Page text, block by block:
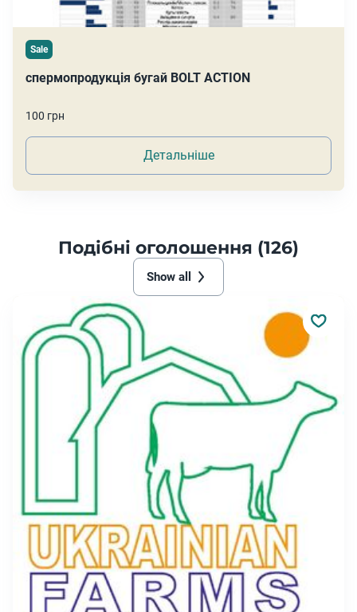
Sale
спермопродукція бугай BOLT ACTION
100 грн
Детальніше
Подібні оголошення (126)
Show all